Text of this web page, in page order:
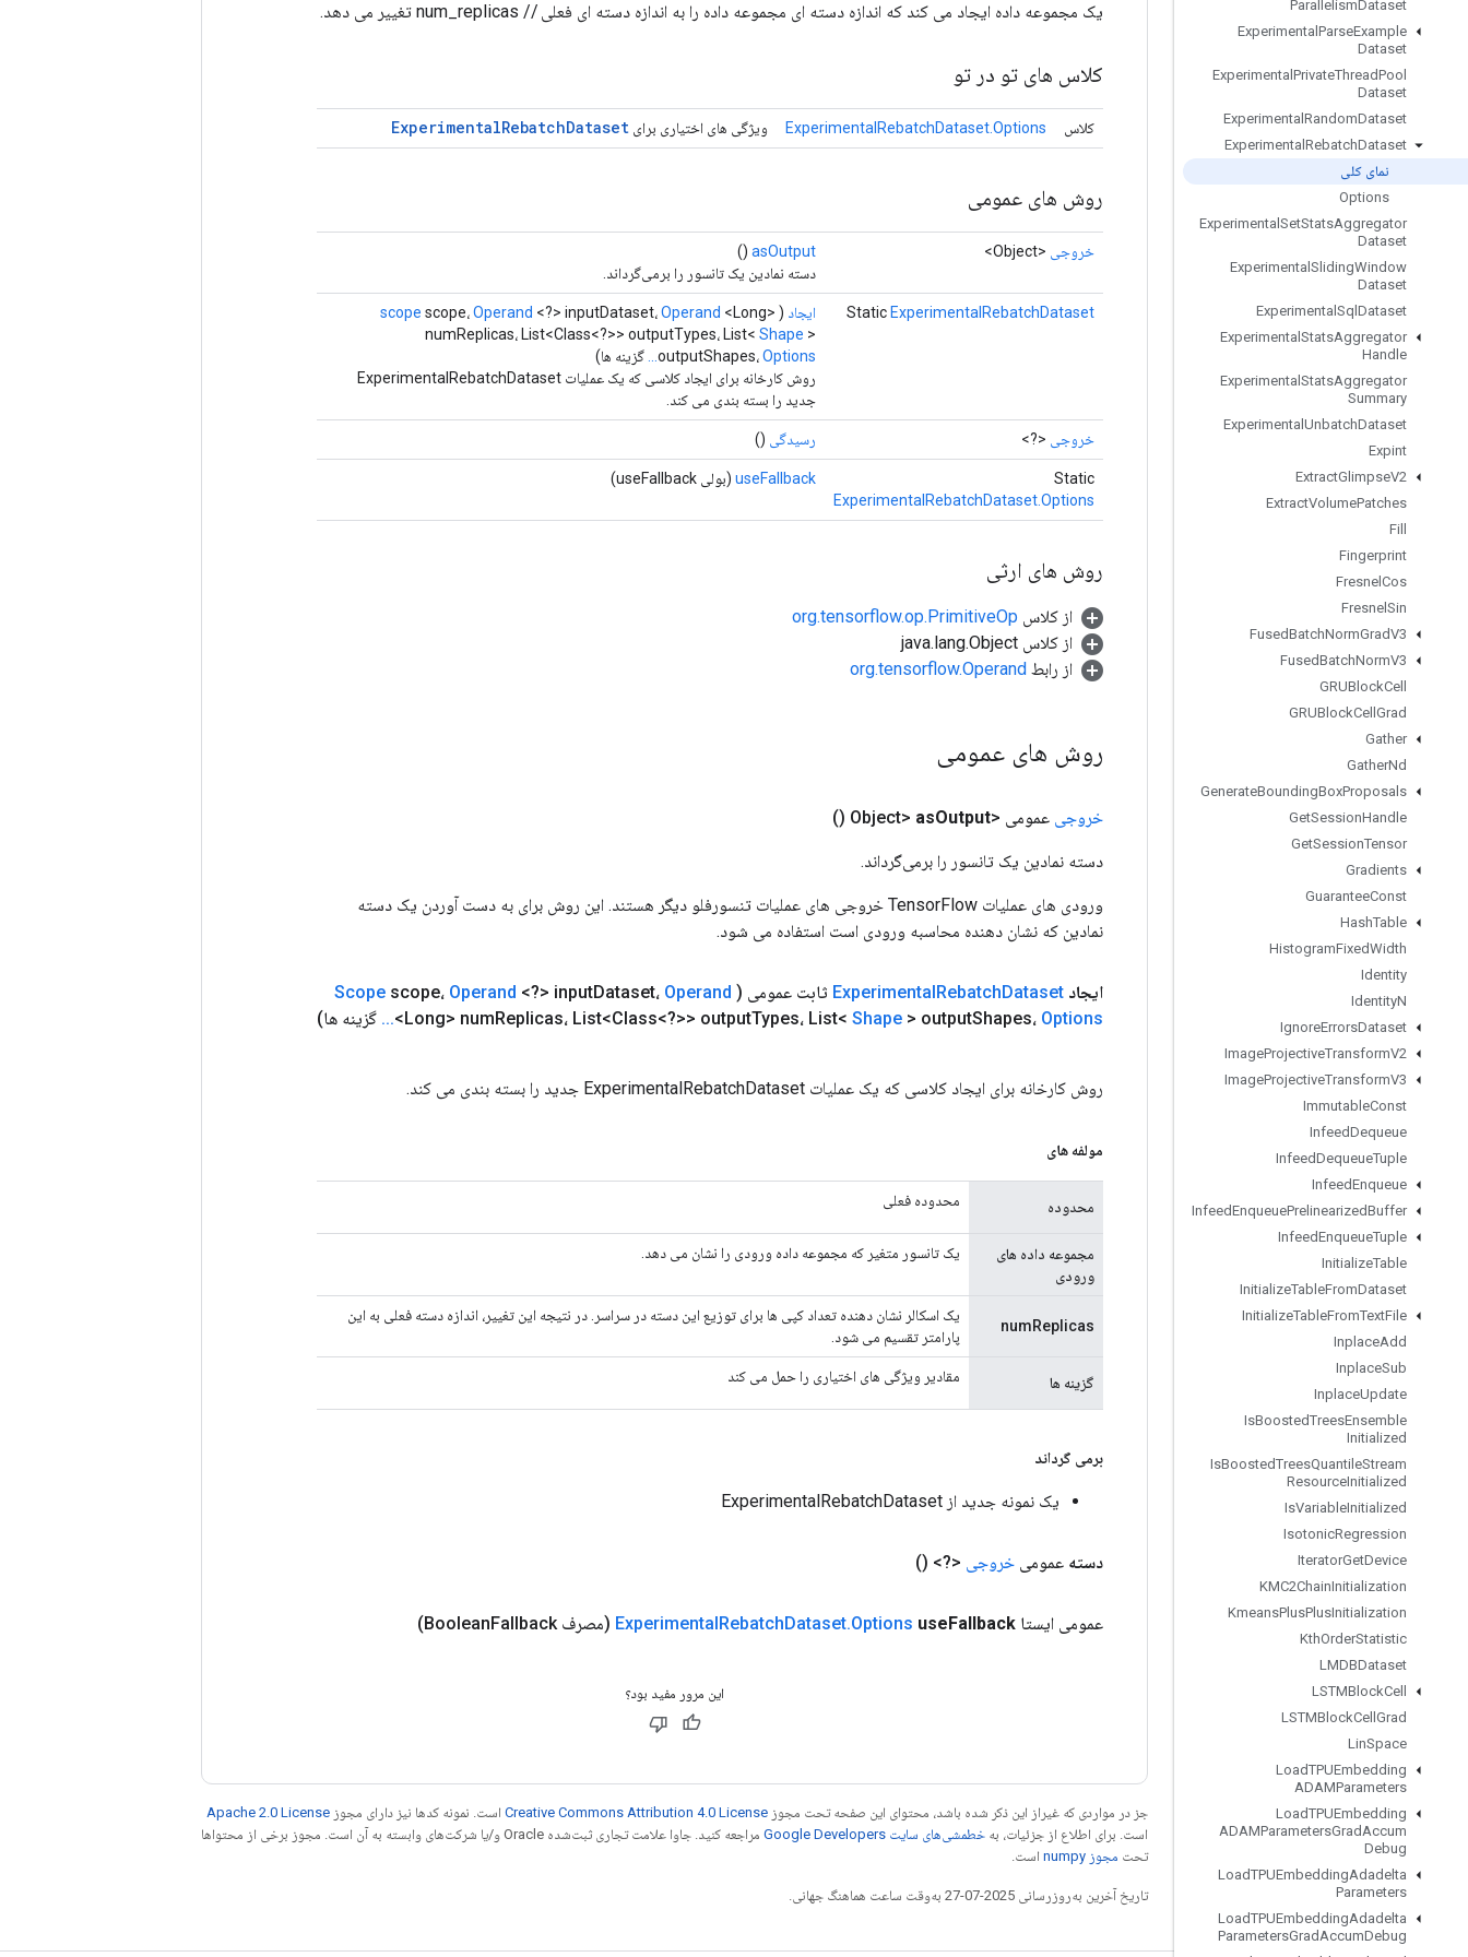
ParallelismDataset
Experimental ParseExample
Dataset
Experimental PrivateThreadPool
Dataset
Experimental RandomDataset
Experimental RebatchDataset
نمای کلی
Options
Experimental SetStatsAggregator
Dataset
Experimental SlidingWindow
Dataset
Experimental Sql Dataset
Experimental StatsAggregator
Handle
Experimental StatsAggregator
Summary
Experimental UnbatchDataset
Expint
ExtractGlimpseV2
ExtractVolumePatches
Fill
Fingerprint
Fresnel Cos
Fresnel Sin
FusedBatchNormGradV3
FusedBatchNormV3
GRUBlockCell
GRUBlockCell Grad
Gather
GatherNd
GenerateBoundingBoxProposals
GetSessionHandle
GetSessionTensor
Gradients
GuaranteeConst
HashTable
HistogramFixedWidth
Identity
IdentityN
IgnoreErrorsDataset
ImageProjectiveTransformV2
ImageProjectiveTransformV3
ImmutableConst
InfeedDequeue
InfeedDequeueTuple
InfeedEnqueue
InfeedEnqueuePrelinearizedBuffer
InfeedEnqueueTuple
InitializeTable
InitializeTableFromDataset
InitializeTableFromTextFile
InplaceAdd
InplaceSub
InplaceUpdate
IsBoostedTreesEnsemble
Initialized
IsBoostedTreesQuantileStream
ResourceInitialized
IsVariableInitialized
IsotonicRegression
IteratorGetDevice
KMC2ChainInitialization
KmeansPlusPlusInitialization
KthOrderStatistic
LMDBDataset
LSTMBlockCell
LSTMBlockCell Grad
LinSpace
LoadTPUEmbedding
ADAMParameters
LoadTPUEmbedding
ADAMParametersGradAccum
Debug
LoadTPUEmbeddingAdadelta
Parameters
LoadTPUEmbeddingAdadelta
ParametersGradAccumDebug
یک مجموعه داده ایجاد می کند که اندازه دسته ای مجموعه داده را به اندازه دسته ای فعلی // num_replicas تغییر می دهد.
کلاس های تو در تو
کلاس ExperimentalRebatchDataset.Options ویژگی های اختیاری برای ExperimentalRebatchDataset
روش های عمومی
خروجی <Object>
asOutput
()
دسته نمادین یک تانسور را برمی‌گرداند.
Static ExperimentalRebatchDataset ایجاد (
scope scope،Operand <?> inputDataset،Operand <Long>
numReplicas، List<Class<?>> outputTypes، List< Shape >
outputShapes،Options...
گزینه ها)
روش کارخانه برای ایجاد کلاسی که یک عملیات ExperimentalRebatchDataset
جدید را بسته بندی می کند.
خروجی <?> رسیدگی ()
Static
ExperimentalRebatchDataset.Options
useFallback (بولی useFallback)
روش های ارثی
از کلاس org.tensorflow.op.PrimitiveOp
از کلاس java.lang.Object
از رابط org.tensorflow.Operand
روش های عمومی
خروجی عمومی <Object> asOutput
()
دسته نمادین یک تانسور را برمی‌گرداند.
ورودی های عملیات TensorFlow خروجی های عملیات تنسورفلو دیگر هستند. این روش برای به دست آوردن یک دسته
نمادین که نشان دهنده محاسبه ورودی است استفاده می شود.
ایجاد ExperimentalRebatchDataset ثابت عمومی (
Scope scope، Operand <?> inputDataset، Operand
<Long> numReplicas، List<Class<?>> outputTypes، List< Shape > outputShapes، Options
.
.
. گزینه ها)
روش کارخانه برای ایجاد کلاسی که یک عملیات ExperimentalRebatchDataset جدید را بسته بندی می کند.
مولفه های
محدوده محدوده فعلی
مجموعه داده های
ورودی
یک تانسور متغیر که مجموعه داده ورودی را نشان می دهد.
numReplicas
یک اسکالر نشان دهنده تعداد کپی ها برای توزیع این دسته در سراسر. در نتیجه این تغییر، اندازه دسته فعلی به این
پارامتر تقسیم می شود.
گزینه ها مقادیر ویژگی های اختیاری را حمل می کند
برمی گرداند
یک نمونه جدید از ExperimentalRebatchDataset
دسته عمومی خروجی <?>
()
عمومی ایستا ExperimentalRebatchDataset.Options useFallback (مصرف BooleanFallback)
این مرور مفید بود؟
جز در مواردی که غیراز این ذکر شده باشد، محتوای این صفحه تحت مجوز Creative Commons Attribution 4.0 License است. نمونه کدها نیز دارای مجوز Apache 2.0 License
است. برای اطلاع از جزئیات، به خطمشی‌های سایت Google Developers‏
مراجعه کنید. جاوا علامت تجاری ثبت‌شده Oracle و/یا شرکت‌های وابسته به آن است. مجوز برخی از محتواها
تحت مجوز numpy‏ است.
تاریخ آخرین به‌روزرسانی 2025-07-27 به‌وقت ساعت هماهنگ جهانی.